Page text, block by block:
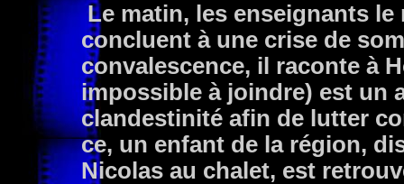
Le matin, les enseignants
concluent à une crise de
convalescence, il raconte à
impossible à joindre) est un
clandestinité afin de lutter
ce, un enfant de la région,
Nicolas au chalet, est